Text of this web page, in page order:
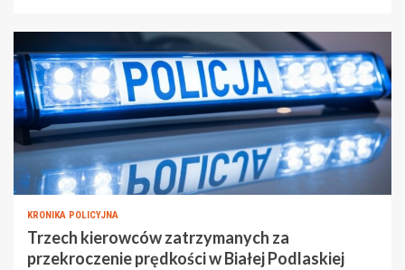
KRONIKA POLICYJNA
Trzech kierowców zatrzymanych za
przekroczenie prędkości w Białej Podlaskiej